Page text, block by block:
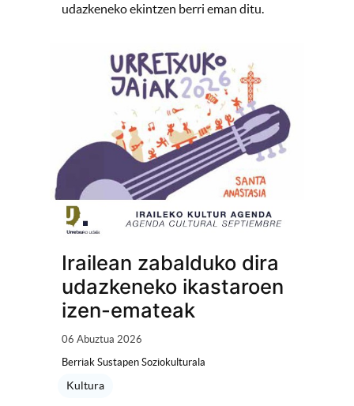
udazkeneko ekintzen berri eman ditu.
Irailean zabalduko dira
udazkeneko ikastaroen
izen-emateak
06 Abuztua 2026
Berriak Sustapen Soziokulturala
Kultura